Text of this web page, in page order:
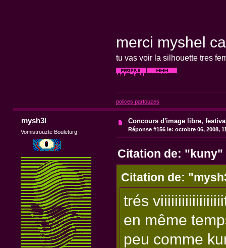
merci myshel
tu vas voir la silhouette tres
polices partouzes
mysh3l
Vomistrouzte Bouleturg
Concours d'image libre,
Réponse #156 le: octobre 06, 2008,
Citation de: "kuny"
Citation de:
trés
en même
peu comme